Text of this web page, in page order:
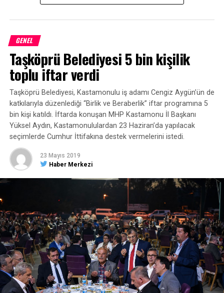
GENEL
Taşköprü Belediyesi 5 bin kişilik
toplu iftar verdi
Taşköprü Belediyesi, Kastamonulu iş adamı Cengiz Aygün’ün de
katkılarıyla düzenlediği “Birlik ve Beraberlik” iftar programına 5
bin kişi katıldı. İftarda konuşan MHP Kastamonu İl Başkanı
Yüksel Aydın, Kastamonululardan 23 Haziran’da yapılacak
seçimlerde Cumhur İttifakına destek vermelerini istedi.
23 Mayıs 2019
Haber Merkezi